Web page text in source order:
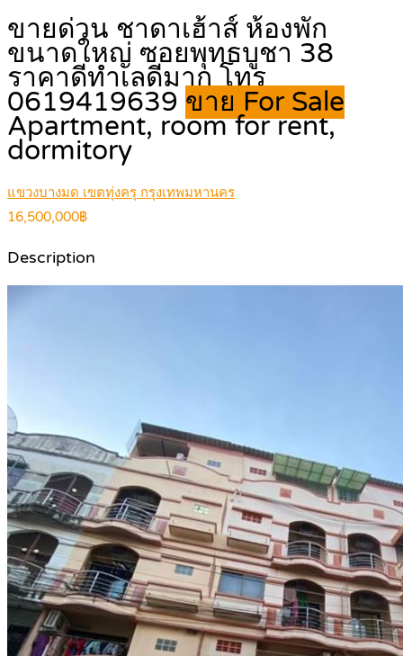
ขายด่วน ชาดาเฮ้าส์ ห้องพัก
ขนาดใหญ่ ซอยพุทธบูชา 38
ราคาดีทำเลดีมาก โทร
0619419639 ขาย For Sale
Apartment, room for rent,
dormitory
แขวงบางมด เขตทุ่งครุ กรุงเทพมหานคร
16,500,000฿
Description